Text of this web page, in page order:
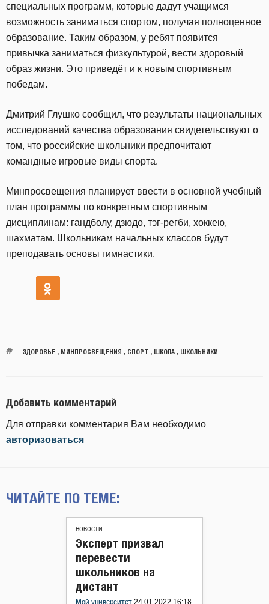
специальных программ, которые дадут учащимся
возможность заниматься спортом, получая полноценное
образование. Таким образом, у ребят появится
привычка заниматься физкультурой, вести здоровый
образ жизни. Это приведёт и к новым спортивным
победам.
Дмитрий Глушко сообщил, что результаты национальных
исследований качества образования свидетельствуют о
том, что российские школьники предпочитают
командные игровые виды спорта.
Минпросвещения планирует ввести в основной учебный
план программы по конкретным спортивным
дисциплинам: гандболу, дзюдо, тэг-регби, хоккею,
шахматам. Школьникам начальных классов будут
преподавать основы гимнастики.
ЗДОРОВЬЕ, МИНПРОСВЕЩЕНИЯ , СПОРТ , ШКОЛА, ШКОЛЬНИКИ
Добавить комментарий
Для отправки комментария Вам необходимо
авторизоваться
ЧИТАЙТЕ ПО ТЕМЕ:
НОВОСТИ
Эксперт призвал
перевести
школьников на
дистант